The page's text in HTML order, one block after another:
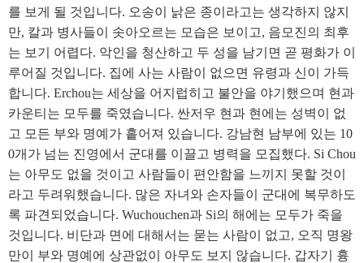
를 보게 될 것입니다. 오송이 낡은 종이라고는 생각하지 않지
만, 칼과 병사들이 솟아오르는 모습은 보이고, 음모진의 최후
는 보기 어렵다. 악인을 청산하고 두 성을 남기면 곧 평화가 이
루어질 것입니다. 집에 사는 사람이 없으면 유령과 신이 가득
합니다. Erchou는 세상을 어지럽히고 불안을 야기했으며 현과
카운티는 모두를 죽였습니다. 싼저우 현과 현에는 성벽이 없
고 모든 부와 명예가 흩어져 있습니다. 강남현 남부에 있는 10
0개가 넘는 진영에서 군대를 이끌고 병력을 모집했다. Si Chou
는 아무도 없을 것이고 사람들이 편안함을 느끼지 못할 것이
라고 두려워했습니다. 많은 자녀와 손자들이 군대에 복무하도
록 파견되었습니다. Wuchouchen과 Si의 해에는 모두가 죽을
것입니다. 비단과 면에 대해서는 묻는 사람이 없고, 오직 명왕
만이 부와 명예에 상관없이 아무도 보지 않습니다. 갑자기 흉